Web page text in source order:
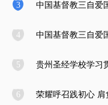
3
4
5
6 荣耀呼召践初心 肩